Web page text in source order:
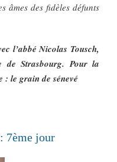
âmes des fidèles défunts
l’abbé Nicolas Tousch,
de Strasbourg. Pour la
: le grain de sénevé
7ème jour